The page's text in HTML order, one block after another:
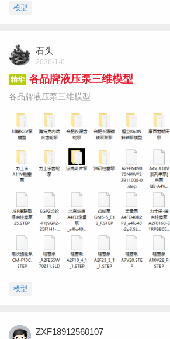
模型
石头
2026-1-6
精华 各品牌液压泵三维模型
各品牌液压泵三维模型
模型
ZXF18912560107